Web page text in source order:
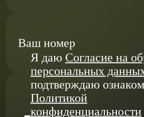
Ваш номер
Я даю Согласие на
персональных
подтверждаю
Политикой
конфиденциальности